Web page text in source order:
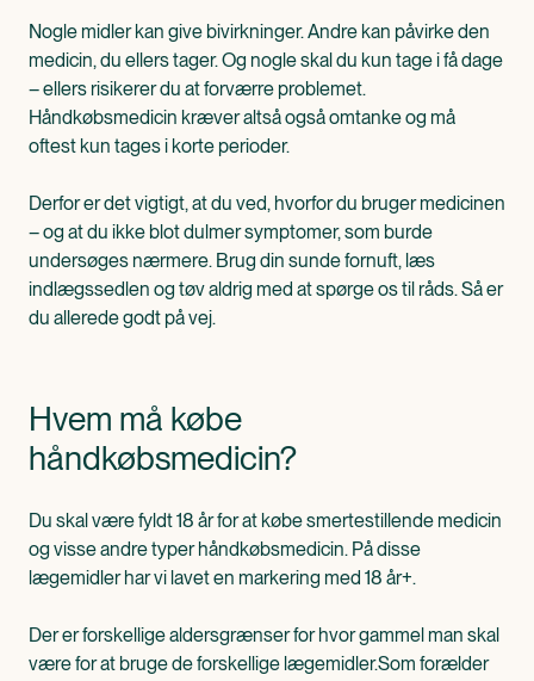
Nogle midler kan give bivirkninger. Andre kan påvirke den
medicin, du ellers tager. Og nogle skal du kun tage i få dage
– ellers risikerer du at forværre problemet.
Håndkøbsmedicin kræver altså også omtanke og må
oftest kun tages i korte perioder.
Derfor er det vigtigt, at du ved, hvorfor du bruger medicinen
– og at du ikke blot dulmer symptomer, som burde
undersøges nærmere. Brug din sunde fornuft, læs
indlægssedlen og tøv aldrig med at spørge os til råds. Så er
du allerede godt på vej.
Hvem må købe
håndkøbsmedicin?
Du skal være fyldt 18 år for at købe smertestillende medicin
og visse andre typer håndkøbsmedicin. På disse
lægemidler har vi lavet en markering med 18 år+.
Der er forskellige aldersgrænser for hvor gammel man skal
være for at bruge de forskellige lægemidler.Som forælder